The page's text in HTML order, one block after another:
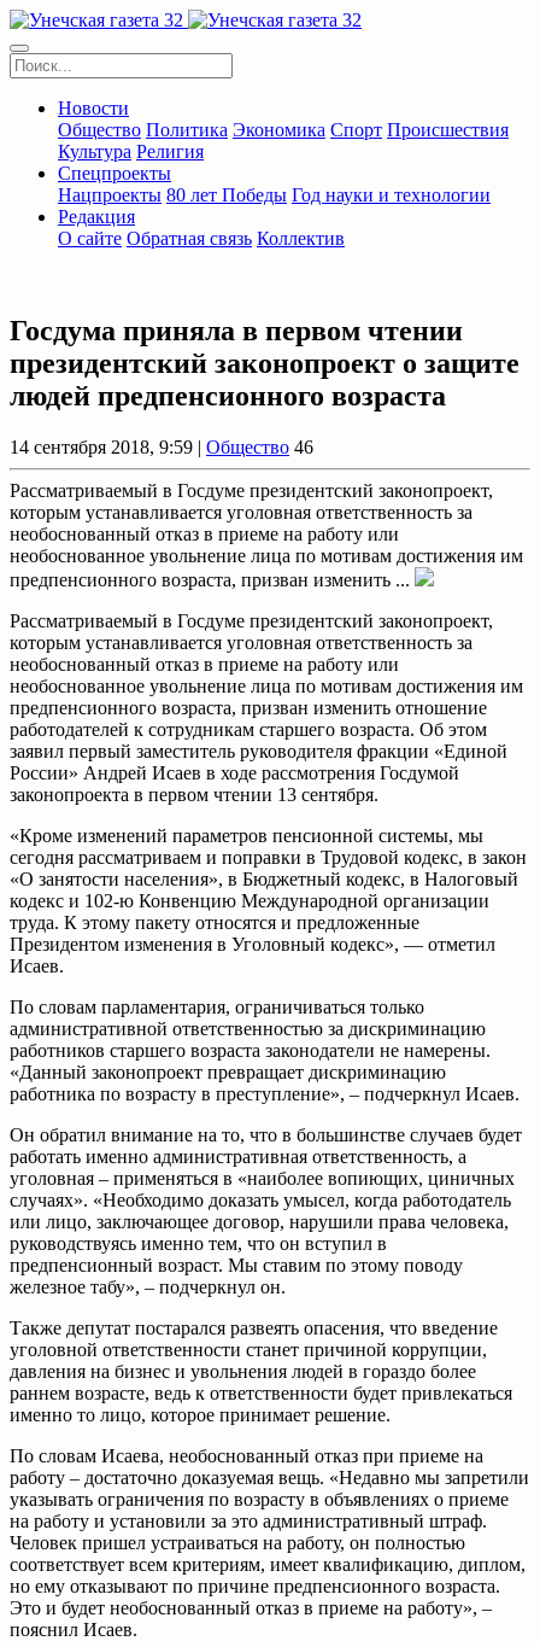
Новости
Общество Политика Экономика Спорт Происшествия
Культура Религия
Спецпроекты
Нацпроекты 80 лет Победы Год науки и технологии
Редакция
О сайте Обратная связь Коллектив
Госдума приняла в первом чтении
президентский законопроект о защите
людей предпенсионного возраста
14 сентября 2018, 9:59 | Общество 46
Рассматриваемый в Госдуме президентский законопроект,
которым устанавливается уголовная ответственность за
необоснованный отказ в приеме на работу или
необоснованное увольнение лица по мотивам достижения им
предпенсионного возраста, призван изменить ...
Рассматриваемый в Госдуме президентский законопроект,
которым устанавливается уголовная ответственность за
необоснованный отказ в приеме на работу или
необоснованное увольнение лица по мотивам достижения им
предпенсионного возраста, призван изменить отношение
работодателей к сотрудникам старшего возраста. Об этом
заявил первый заместитель руководителя фракции «Единой
России» Андрей Исаев в ходе рассмотрения Госдумой
законопроекта в первом чтении 13 сентября.
«Кроме изменений параметров пенсионной системы, мы
сегодня рассматриваем и поправки в Трудовой кодекс, в закон
«О занятости населения», в Бюджетный кодекс, в Налоговый
кодекс и 102-ю Конвенцию Международной организации
труда. К этому пакету относятся и предложенные
Президентом изменения в Уголовный кодекс», — отметил
Исаев.
По словам парламентария, ограничиваться только
административной ответственностью за дискриминацию
работников старшего возраста законодатели не намерены.
«Данный законопроект превращает дискриминацию
работника по возрасту в преступление», – подчеркнул Исаев.
Он обратил внимание на то, что в большинстве случаев будет
работать именно административная ответственность, а
уголовная – применяться в «наиболее вопиющих, циничных
случаях». «Необходимо доказать умысел, когда работодатель
или лицо, заключающее договор, нарушили права человека,
руководствуясь именно тем, что он вступил в
предпенсионный возраст. Мы ставим по этому поводу
железное табу», – подчеркнул он.
Также депутат постарался развеять опасения, что введение
уголовной ответственности станет причиной коррупции,
давления на бизнес и увольнения людей в гораздо более
раннем возрасте, ведь к ответственности будет привлекаться
именно то лицо, которое принимает решение.
По словам Исаева, необоснованный отказ при приеме на
работу – достаточно доказуемая вещь. «Недавно мы запретили
указывать ограничения по возрасту в объявлениях о приеме
на работу и установили за это административный штраф.
Человек пришел устраиваться на работу, он полностью
соответствует всем критериям, имеет квалификацию, диплом,
но ему отказывают по причине предпенсионного возраста.
Это и будет необоснованный отказ в приеме на работу», –
пояснил Исаев.